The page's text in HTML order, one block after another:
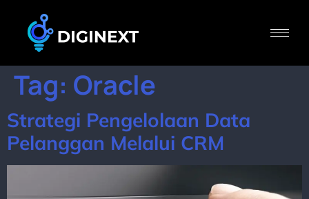
Tag: Oracle
Strategi Pengelolaan Data
Pelanggan Melalui CRM